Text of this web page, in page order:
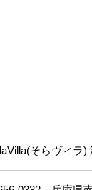
そらヴィラ)